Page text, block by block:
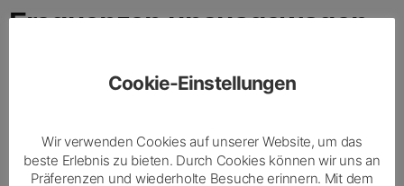
Frequenzen unausgewogen
Frequenzbandes hatte Wallace C. Sabine immer
Raum eintrug oder auch, je mehr Publikum in einem
Saal zugegen war, desto mehr litten die besonders
Cookie-Einstellungen
Wir verwenden Cookies auf unserer Website, um das
beste Erlebnis zu bieten. Durch Cookies können wir uns an
Präferenzen und wiederholte Besuche erinnern. Mit dem